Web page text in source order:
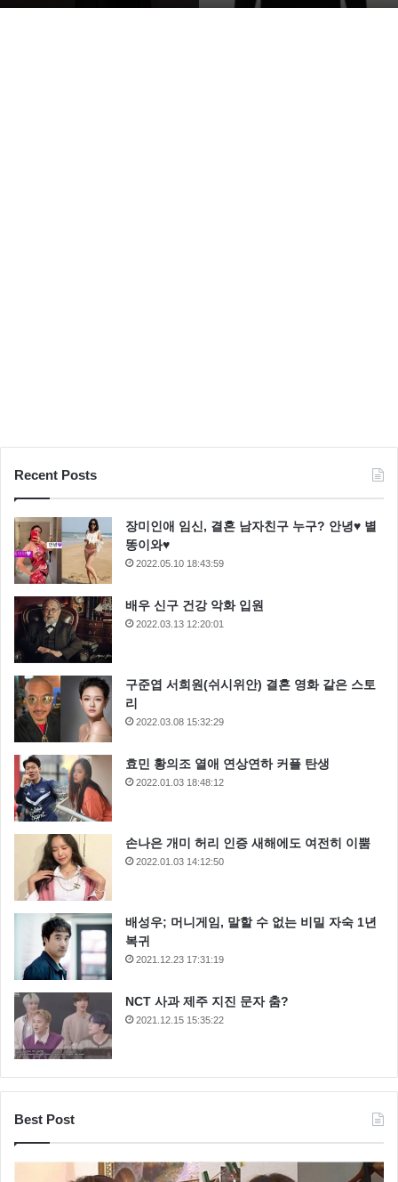
리
Recent Posts
장미인애 임신, 결혼 남자친구 누구? 안녕♥ 별
똥이와♥
2022.05.10 18:43:59
배우 신구 건강 악화 입원
2022.03.13 12:20:01
구준엽 서희원(쉬시위안) 결혼 영화 같은 스토
리
2022.03.08 15:32:29
효민 황의조 열애 연상연하 커플 탄생
2022.01.03 18:48:12
손나은 개미 허리 인증 새해에도 여전히 이뿜
2022.01.03 14:12:50
배성우; 머니게임, 말할 수 없는 비밀 자숙 1년
복귀
2021.12.23 17:31:19
NCT 사과 제주 지진 문자 춤?
2021.12.15 15:35:22
Best Post